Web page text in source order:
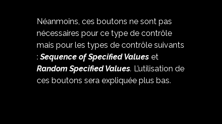
Néanmoins, ces boutons ne sont pas
nécessaires pour ce type de contrôle
mais pour les types de contrôle suivants
:Sequence of Specified Values et
Random Specified Values. L’utilisation de
ces boutons sera expliquée plus bas.